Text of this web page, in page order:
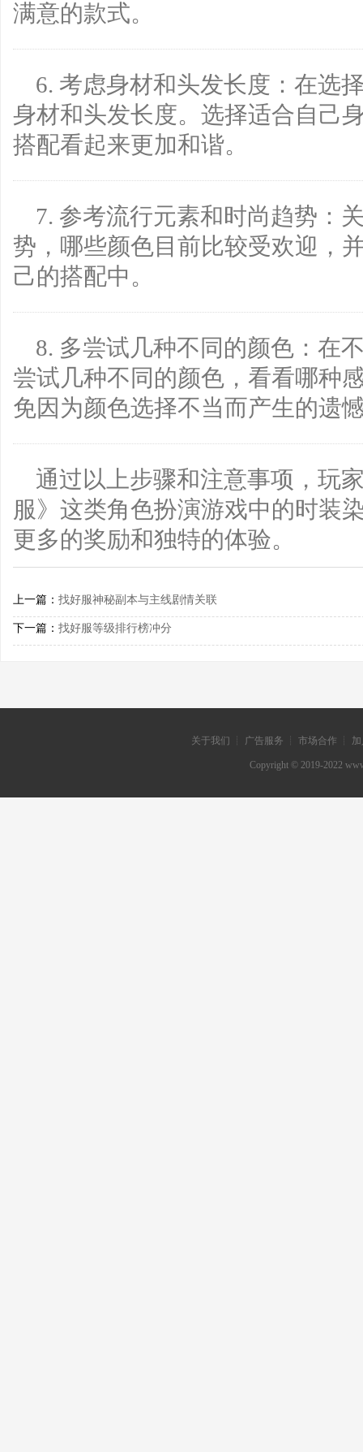
满意的款式。
6. 考虑身材和头发长度：在选
身材和头发长度。选择适合自己
搭配看起来更加和谐。
7. 参考流行元素和时尚趋势：
势，哪些颜色目前比较受欢迎，
己的搭配中。
8. 多尝试几种不同的颜色：在
尝试几种不同的颜色，看看哪种
免因为颜色选择不当而产生的遗
通过以上步骤和注意事项，玩
服》这类角色扮演游戏中的时装
更多的奖励和独特的体验。
上一篇： 找好服神秘副本与主线剧情关联
下一篇： 找好服等级排行榜冲分
关于我们 ┊ 广告服务 ┊ 市场合作 ┊
Copyright © 2019-2022